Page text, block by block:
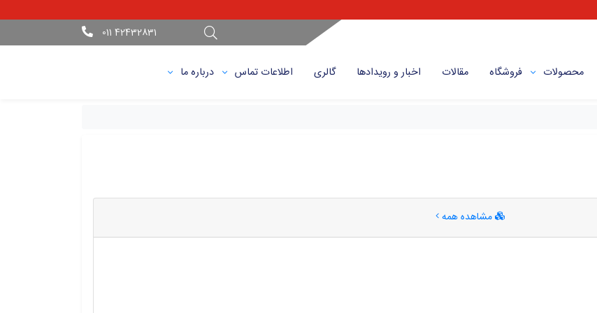
42432831 011
محصولات فروشگاه مقالات اخبار و رویداد‌ها گالری اطلاعات تماس درباره ما
مشاهده همه